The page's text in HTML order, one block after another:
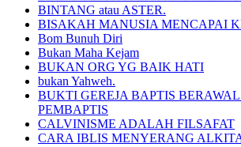
BINTANG atau ASTER.
BISAKAH MANUSIA MENCAPAI
Bom Bunuh Diri
Bukan Maha Kejam
BUKAN ORG YG BAIK HATI
bukan Yahweh.
BUKTI GEREJA BAPTIS
PEMBAPTIS
CALVINISME ADALAH FILSAFAT
CARA IBLIS MENYERANG